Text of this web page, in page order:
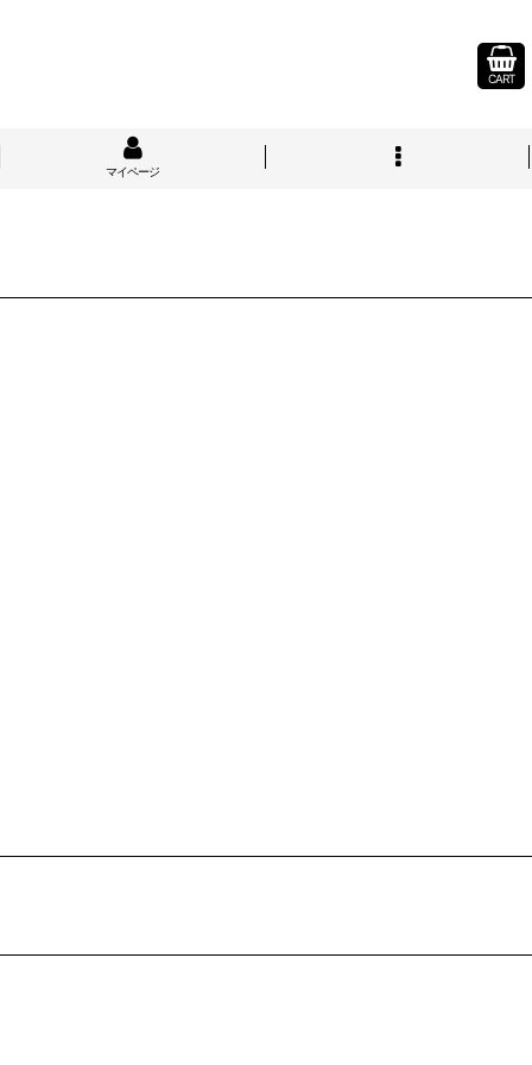
CART
マイページ